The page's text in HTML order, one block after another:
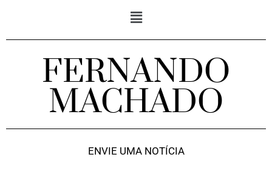
FERNANDO
MACHADO
ENVIE UMA NOTÍCIA